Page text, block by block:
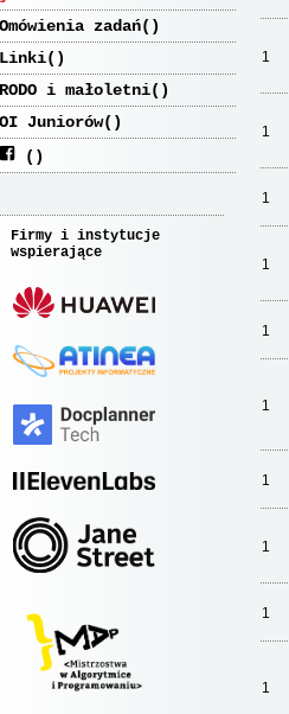
Omówienia zadań
Linki
RODO i małoletni
OI Juniorów
Firmy i instytucje
wspierające
1
1
1
1
1
1
1
1
1
1